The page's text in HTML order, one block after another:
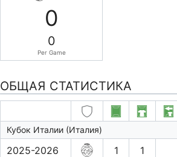
0
0
Per Game
ОБЩАЯ СТАТИСТИКА
Кубок Италии (Италия)
2025-2026 1 1